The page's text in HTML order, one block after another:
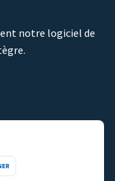
notre logiciel de